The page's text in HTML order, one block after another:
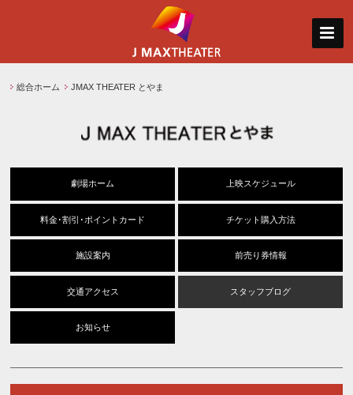
総合ホーム JMAX THEATER とやま
劇場ホーム 上映スケジュール
料金･割引･ポイントカード チケット購入方法
施設案内 前売り券情報
交通アクセス スタッフブログ
お知らせ